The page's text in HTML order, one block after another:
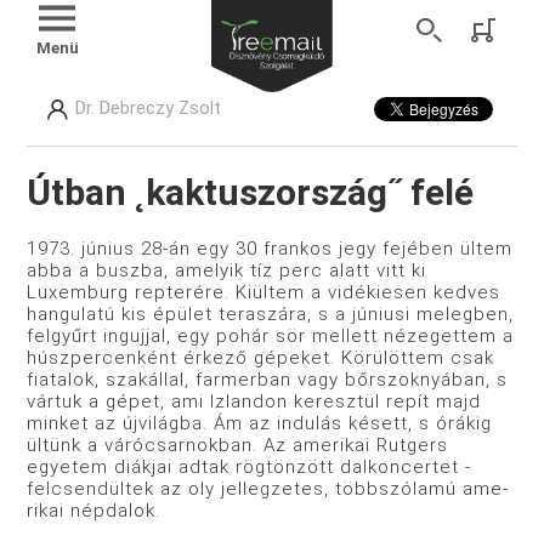
Menü
Dr. Debreczy Zsolt
Útban ˛kaktuszország˝ felé
1973. június 28-án egy 30 frankos jegy fejében ültem
abba a buszba, amelyik tíz perc alatt vitt ki
Luxemburg repterére. Kiültem a vidékiesen kedves
hangulatú kis épület teraszára, s a júniusi melegben,
felgyűrt ingujjal, egy pohár sör mellett nézegettem a
húszpercenként érkező gépeket. Körülöttem csak
fiatalok, szakállal, farmerban vagy bőrszoknyában, s
vártuk a gépet, ami Izlandon keresztül repít majd
minket az újvilágba. Ám az indulás késett, s órákig
ültünk a várócsarnokban. Az amerikai Rutgers
egyetem diákjai adtak rögtönzött dalkon­certet -
felcsendültek az oly jellegzetes, többszólamú ame­
rikai népdalok.